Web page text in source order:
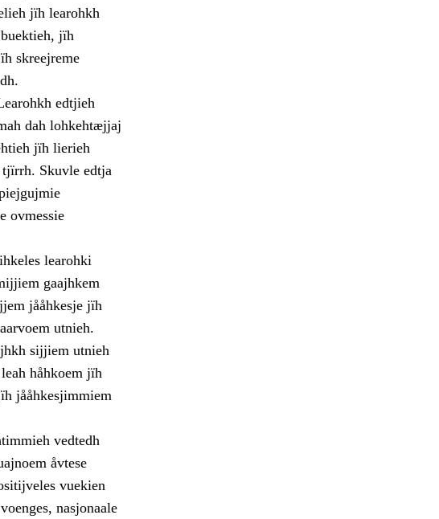
jïh learohkh
jïh
skreejreme
edtjieh
dah lohkehtæjjaj
jïh lierieh
tjïrrh. Skuvle edtja
ovmessie
learohki
gaajhkem
jååhkesje jïh
utnieh.
sijjiem utnieh
håhkoem jïh
jååhkesjimmiem
vedtedh
åvtese
vuekien
nasjonaale